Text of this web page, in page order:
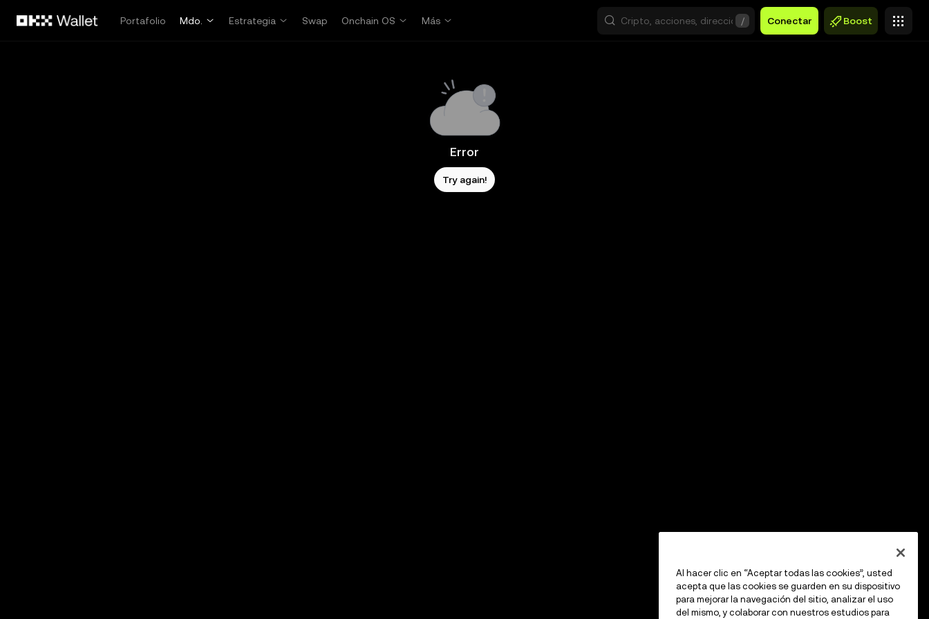
Portafolio
Mdo. Estrategia Swap Onchain OS Más / Conectar Boost
Error
Try again!
Al hacer clic en “Aceptar todas las cookies”, usted
acepta que las cookies se guarden en su dispositivo
para mejorar la navegación del sitio, analizar el uso
del mismo, y colaborar con nuestros estudios para